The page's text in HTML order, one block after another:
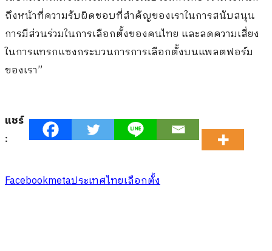
ถึงหน้าที่ความรับผิดชอบที่สำคัญของเราในการสนับสนุน
การมีส่วนร่วมในการเลือกตั้งของคนไทย และลดความเสี่ยง
ในการแทรกแซงกระบวนการการเลือกตั้งบนแพลตฟอร์ม
ของเรา”
แชร์
:
Facebookmetaประเทศไทยเลือกตั้ง